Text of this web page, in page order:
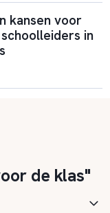
kansen voor
in
de klas"